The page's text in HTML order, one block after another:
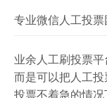
专业微信人工投
业余人工刷投票
而是可以把人工
投票不着急的情